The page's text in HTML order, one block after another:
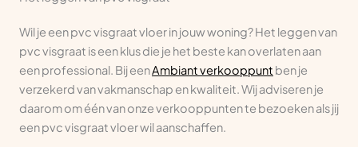
Wil je een pvc visgraat vloer in jouw woning? Het leggen van
pvc visgraat is een klus die je het beste kan overlaten aan
een professional. Bij eenAmbiant verkooppunt ben je
verzekerd van vakmanschap en kwaliteit. Wij adviseren je
daarom om één van onze verkooppunten te bezoeken als jij
een pvc visgraat vloer wil aanschaffen.